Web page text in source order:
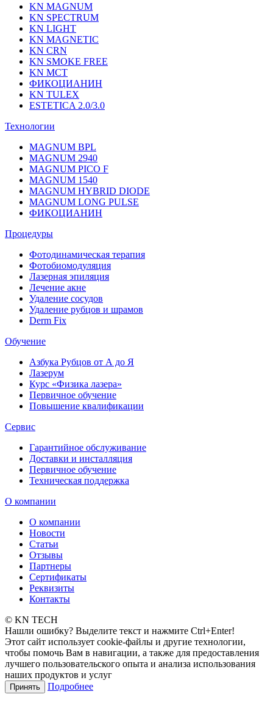
KN MAGNUM
KN SPECTRUM
KN LIGHT
KN MAGNETIC
KN CRN
KN SMOKE FREE
KN MCT
ФИКОЦИАНИН
KN TULEX
ESTETICA 2.0/3.0
Технологии
MAGNUM BPL
MAGNUM 2940
MAGNUM PICO F
MAGNUM 1540
MAGNUM HYBRID DIODE
MAGNUM LONG PULSE
ФИКОЦИАНИН
Процедуры
Фотодинамическая терапия
Фотобиомодуляция
Лазерная эпиляция
Лечение акне
Удаление сосудов
Удаление рубцов и шрамов
Derm Fix
Обучение
Азбука Рубцов от А до Я
Лазерум
Курс «Физика лазера»
Первичное обучение
Повышение квалификации
Сервис
Гарантийное обслуживание
Доставки и инсталляция
Первичное обучение
Техническая поддержка
О компании
О компании
Новости
Статьи
Отзывы
Партнеры
Сертификаты
Реквизиты
Контакты
© KN TECH
Нашли ошибку? Выделите текст и нажмите Ctrl+Enter!
Этот сайт использует cookie-файлы и другие технологии,
чтобы помочь Вам в навигации, а также для предоставления
лучшего пользовательского опыта и анализа использования
наших продуктов и услуг
Принять Подробнее